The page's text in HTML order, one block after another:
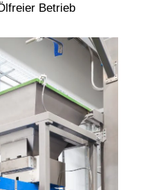
Betrieb